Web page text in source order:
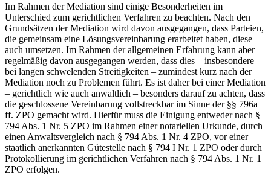
Im Rahmen der Mediation sind einige Besonderheiten im
Unterschied zum gerichtlichen Verfahren zu beachten. Nach den
Grundsätzen der Mediation wird davon ausgegangen, dass Parteien,
die gemeinsam eine Lösungsvereinbarung erarbeitet haben, diese
auch umsetzen. Im Rahmen der allgemeinen Erfahrung kann aber
regelmäßig davon ausgegangen werden, dass dies – insbesondere
bei langen schwelenden Streitigkeiten – zumindest kurz nach der
Mediation noch zu Problemen führt. Es ist daher bei einer Mediation
– gerichtlich wie auch anwaltlich – besonders darauf zu achten, dass
die geschlossene Vereinbarung vollstreckbar im Sinne der §§ 796a
ff. ZPO gemacht wird. Hierfür muss die Einigung entweder nach §
794 Abs. 1 Nr. 5 ZPO im Rahmen einer notariellen Urkunde, durch
einen Anwaltsvergleich nach § 794 Abs. 1 Nr. 4 ZPO, vor einer
staatlich anerkannten Gütestelle nach § 794 I Nr. 1 ZPO oder durch
Protokollierung im gerichtlichen Verfahren nach § 794 Abs. 1 Nr. 1
ZPO erfolgen.